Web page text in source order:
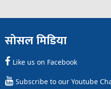
सोसल मिडिया
Like us on Facebook
Subscribe to our Youtube